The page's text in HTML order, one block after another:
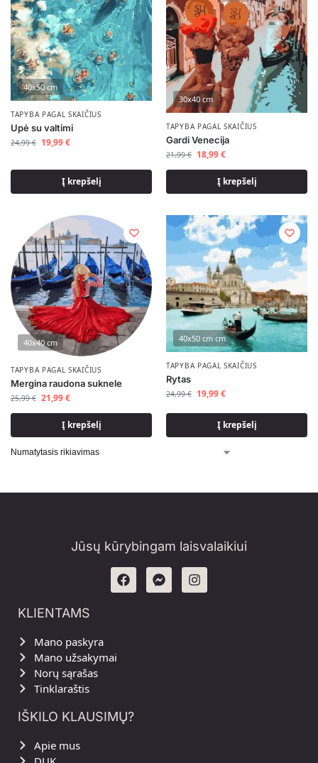
40x50 cm
TAPYBA PAGAL SKAIČIUS
Upė su valtimi
24,99€ 19,99€
Į krepšelį
30x40 cm
TAPYBA PAGAL SKAIČIUS
Gardi Venecija
21,99€ 18,99€
Į krepšelį
40x40 cm
TAPYBA PAGAL SKAIČIUS
Mergina raudona suknele
25,99€ 21,99€
Į krepšelį
40x50 cm cm
TAPYBA PAGAL SKAIČIUS
Rytas
24,99€ 19,99€
Į krepšelį
Jūsų kūrybingam laisvalaikiui
KLIENTAMS
Mano paskyra
Mano užsakymai
Norų sąrašas
Tinklaraštis
IŠKILO KLAUSIMŲ?
Apie mus